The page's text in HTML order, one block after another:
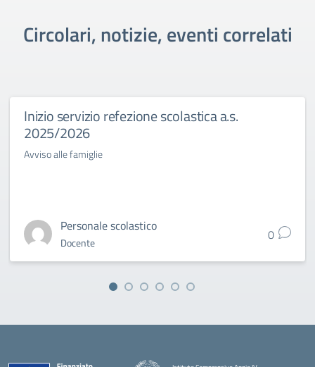
Circolari, notizie, eventi correlati
Inizio servizio refezione scolastica a.s.
2025/2026
Avviso alle famiglie
Personale scolastico
Docente 0